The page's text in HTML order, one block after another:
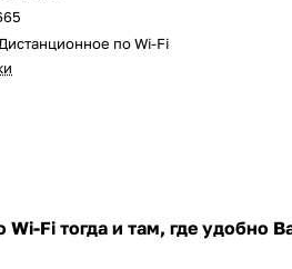
Дистанционное по Wi-Fi
Wi-Fi тогда и там, где удобно